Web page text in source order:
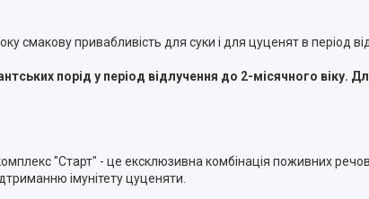
смакову привабливість для суки і для цуценят в період
порід у період відлучення до 2-місячного віку. Для
"Старт" - це ексклюзивна комбінація поживних
імунітету цуценяти.